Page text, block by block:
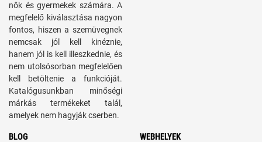
nők és gyermekek számára. A
megfelelő kiválasztása nagyon
fontos, hiszen a szemüvegnek
nemcsak jól kell kinéznie,
hanem jól is kell illeszkednie, és
nem utolsósorban megfelelően
kell betöltenie a funkcióját.
Katalógusunkban minőségi
márkás termékeket talál,
amelyek nem hagyják cserben.
BLOG WEBHELYEK